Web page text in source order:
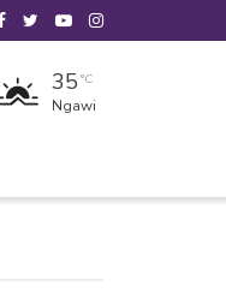
35 °C
Ngawi